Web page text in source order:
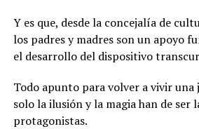
Y es que, desde la concejalía de
los padres y madres son un apoyo
el desarrollo del dispositivo
Todo apunto para volver a vivir una
solo la ilusión y la magia han de ser
protagonistas.